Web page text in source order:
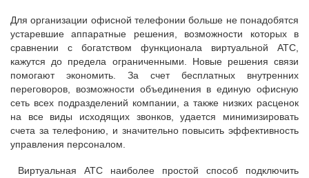
Для организации офисной телефонии больше не понадобятся
устаревшие аппаратные решения, возможности которых в
сравнении с богатством функционала виртуальной АТС,
кажутся до предела ограниченными. Новые решения связи
помогают экономить. За счет бесплатных внутренних
переговоров, возможности объединения в единую офисную
сеть всех подразделений компании, а также низких расценок
на все виды исходящих звонков, удается минимизировать
счета за телефонию, и значительно повысить эффективность
управления персоналом.
Виртуальная АТС наиболее простой способ подключить